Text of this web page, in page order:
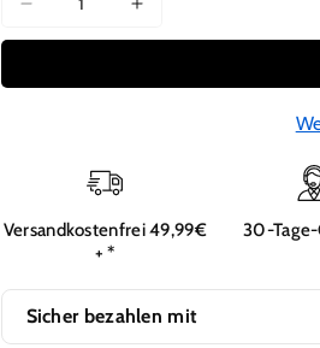
Verringere
die
für
Kokosnuss-
mit
für
Papageien,
Erhöhe
die
für
mit
für
Papageien,
Versandkostenfrei 49,99€
+ *
30-
Sicher bezahlen mit